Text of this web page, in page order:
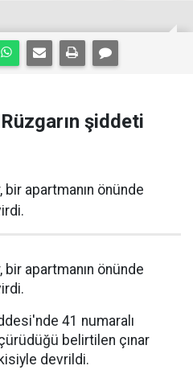
şiddeti
apartmanın önünde
apartmanın önünde
41 numaralı
belirtilen çınar
devrildi.